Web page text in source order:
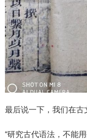
最后说一下，我们在古
“研究古代语法，不能